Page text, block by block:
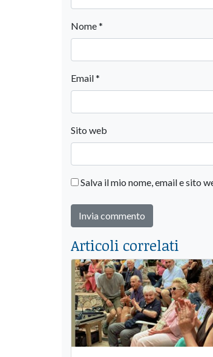
Nome*
Email*
Sito web
Salva il mio nome, email e sito
Articoli correlati